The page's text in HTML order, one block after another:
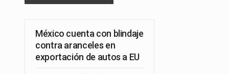
México cuenta con blindaje
contra aranceles en
exportación de autos a EU